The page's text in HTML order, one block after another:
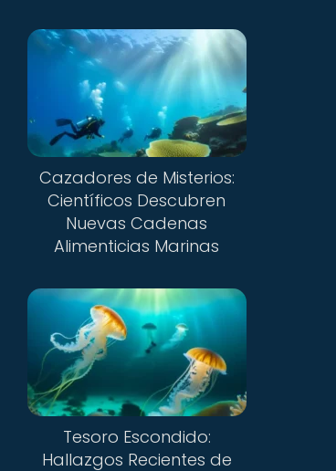
Cazadores de Misterios:
Científicos Descubren
Nuevas Cadenas
Alimenticias Marinas
Tesoro Escondido:
Hallazgos Recientes de